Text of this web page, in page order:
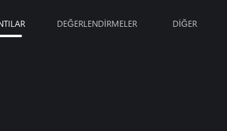
DEĞERLENDİRMELER DİĞER